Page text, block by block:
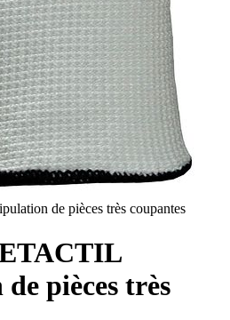
de pièces très coupantes
pièces très